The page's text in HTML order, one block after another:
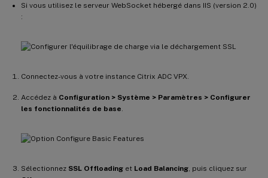
Si vous utilisez le serveur WebSocket hébergé dans IIS (version 2.0)
:
Connectez-vous à votre instance Citrix ADC VPX.
Accédez à Configuration > Système > Paramètres > Configurer
les fonctionnalités de base
Sélectionnez SSL Offloading et Load Balancing , puis cliquez sur